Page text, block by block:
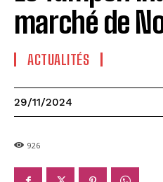
marché de
ACTUALITÉS
29/11/2024
926